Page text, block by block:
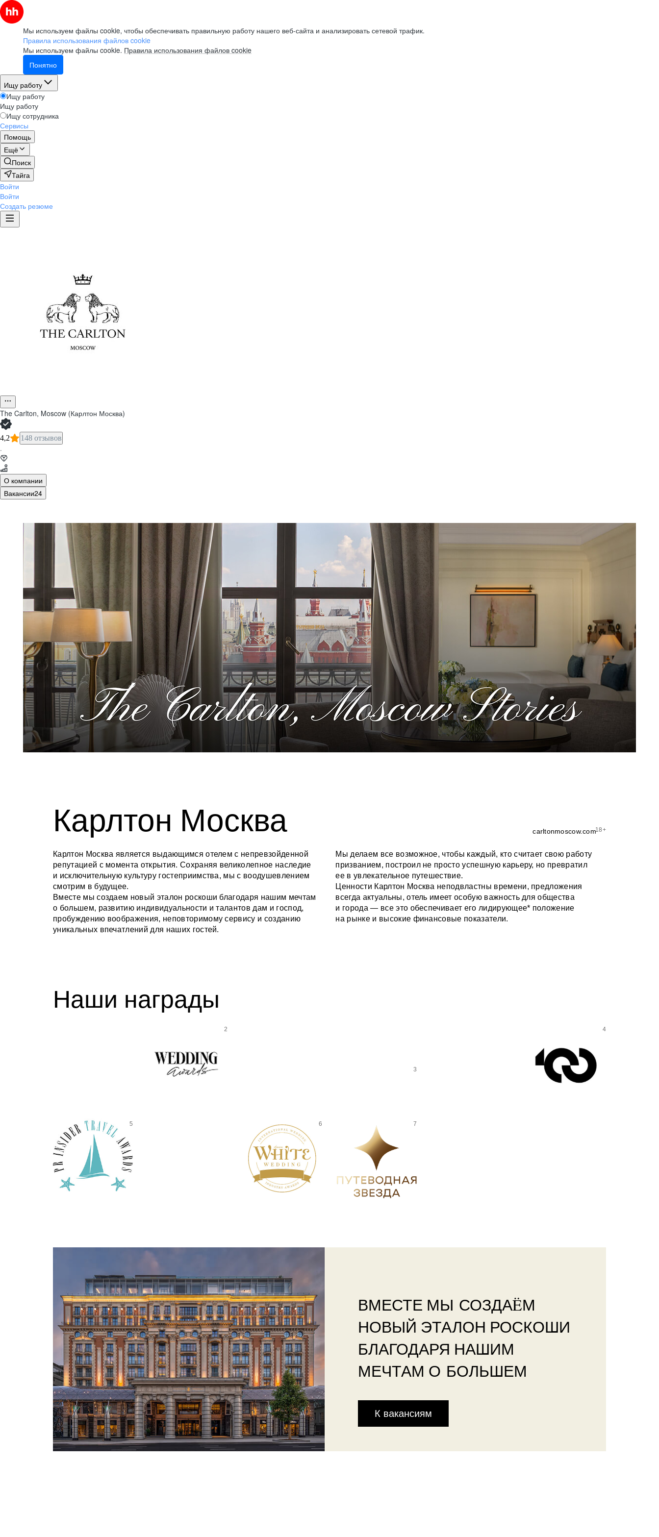
Мы используем файлы cookie, чтобы обеспечивать правильную работу нашего веб-сайта и анализировать сетевой трафик.
Правила использования файлов cookie
Мы используем файлы cookie. Правила использования файлов cookie
Понятно
Ищу работу
Ищу работу
Ищу работу
Ищу сотрудника
Сервисы
Помощь
Ещё
Поиск
Тайга
Войти
Войти
Создать резюме
The Carlton, Moscow (Карлтон Москва)
4,2 148 отзывов
·
О компании
Вакансии24
carltonmoscow.com18+
Карлтон Москва
Карлтон Москва является выдающимся отелем с непревзойденной
репутацией с момента открытия. Сохраняя великолепное наследие
и исключительную культуру гостеприимства, мы с воодушевлением
смотрим в будущее.
Вместе мы создаем новый эталон роскоши благодаря нашим мечтам
о большем, развитию индивидуальности и талантов дам и господ,
пробуждению воображения, неповторимому сервису и созданию
уникальных впечатлений для наших гостей.
Мы делаем все возможное, чтобы каждый, кто считает свою работу
призванием, построил не просто успешную карьеру, но превратил
ее в увлекательное путешествие.
Ценности Карлтон Москва неподвластны времени, предложения
всегда актуальны, отель имеет особую важность для общества
и города — все это обеспечивает его лидирующее* положение
на рынке и высокие финансовые показатели.
Наши награды
ВМЕСТЕ МЫ СОЗДАËМ
НОВЫЙ ЭТАЛОН РОСКОШИ
БЛАГОДАРЯ НАШИМ
МЕЧТАМ О БОЛЬШЕМ
К вакансиям